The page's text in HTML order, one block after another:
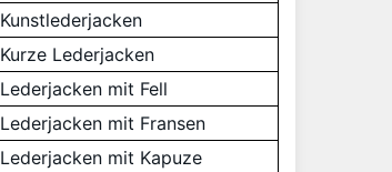
Kunstlederjacken
Kurze Lederjacken
Lederjacken mit Fell
Lederjacken mit Fransen
Lederjacken mit Kapuze